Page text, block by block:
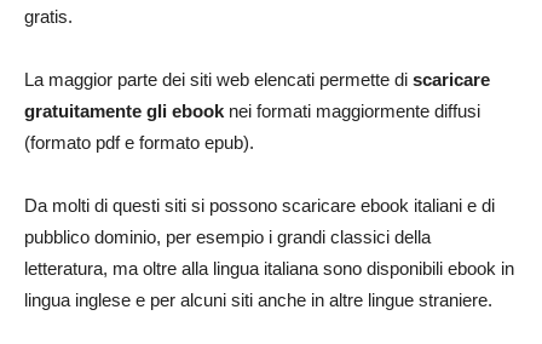
gratis.
La maggior parte dei siti web elencati permette di scaricare
gratuitamente gli ebook nei formati maggiormente diffusi
(formato pdf e formato epub).
Da molti di questi siti si possono scaricare ebook italiani e di
pubblico dominio, per esempio i grandi classici della
letteratura, ma oltre alla lingua italiana sono disponibili ebook in
lingua inglese e per alcuni siti anche in altre lingue straniere.